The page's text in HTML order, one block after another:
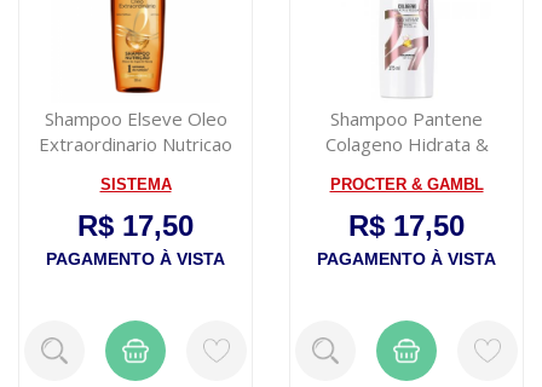
Shampoo Elseve Oleo
Extraordinario Nutricao
SISTEMA
R$ 17,50
PAGAMENTO À VISTA
Shampoo Pantene
Colageno Hidrata &
PROCTER & GAMBL
R$ 17,50
PAGAMENTO À VISTA